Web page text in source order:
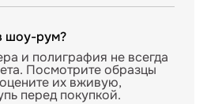
шоу-рум?
и полиграфия не всегда
Посмотрите образцы
их вживую,
перед покупкой.